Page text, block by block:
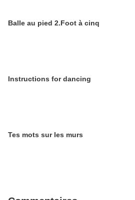
Balle au pied 2.Foot à cinq
Instructions for dancing
Tes mots sur les murs